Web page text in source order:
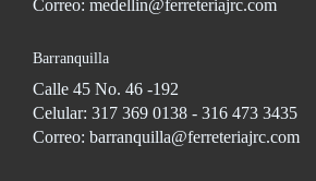
Correo: medellin@ferreteriajrc.com
Barranquilla
Calle 45 No. 46 -192
Celular: 317 369 0138 - 316 473 3435
Correo: barranquilla@ferreteriajrc.com